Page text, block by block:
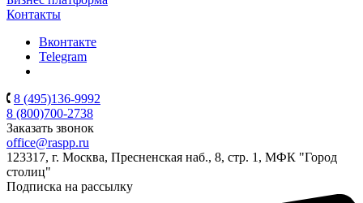
Контакты
Вконтакте
Telegram
8 (495)136-9992
8 (800)700-2738
Заказать звонок
office@raspp.ru
123317, г. Москва, Пресненская наб., 8, стр. 1, МФК "Город
столиц"
Подписка на рассылку